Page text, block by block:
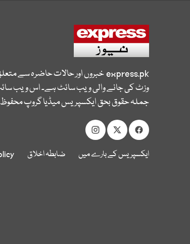
express.pkخبروں اور حالات حاضرہ سے
وزٹ کی جانے والی ویب سائٹ ہے۔ اس ویب
جملہ حقوق بحق ایکسپریس میڈیا گروپ
ایکسپریس کے بارے میں ضابطہ اخلاق